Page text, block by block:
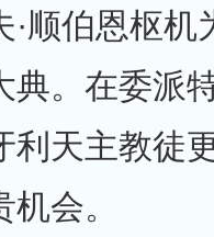
·顺伯恩枢机
典。在委派
利天主教徒
会。